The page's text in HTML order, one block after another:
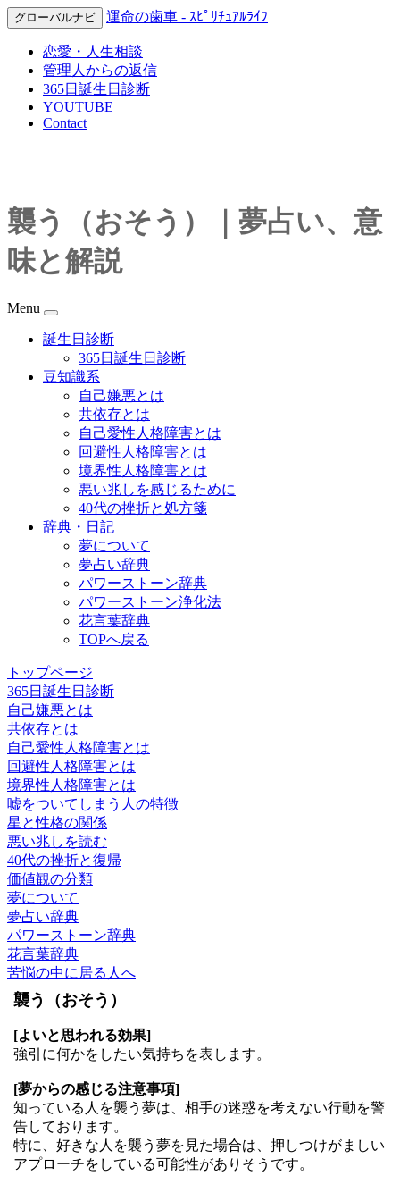
グローバルナビ 運命の歯車 - ｽﾋﾟﾘﾁｭｱﾙﾗｲﾌ
恋愛・人生相談
管理人からの返信
365日誕生日診断
YOUTUBE
Contact
襲う（おそう）｜夢占い、意
味と解説
Menu
誕生日診断
365日誕生日診断
豆知識系
自己嫌悪とは
共依存とは
自己愛性人格障害とは
回避性人格障害とは
境界性人格障害とは
悪い兆しを感じるために
40代の挫折と処方箋
辞典・日記
夢について
夢占い辞典
パワーストーン辞典
パワーストーン浄化法
花言葉辞典
TOPへ戻る
トップページ
365日誕生日診断
自己嫌悪とは
共依存とは
自己愛性人格障害とは
回避性人格障害とは
境界性人格障害とは
嘘をついてしまう人の特徴
星と性格の関係
悪い兆しを読む
40代の挫折と復帰
価値観の分類
夢について
夢占い辞典
パワーストーン辞典
花言葉辞典
苦悩の中に居る人へ
襲う（おそう）
[よいと思われる効果]
強引に何かをしたい気持ちを表します。
[夢からの感じる注意事項]
知っている人を襲う夢は、相手の迷惑を考えない行動を警
告しております。
特に、好きな人を襲う夢を見た場合は、押しつけがましい
アプローチをしている可能性がありそうです。